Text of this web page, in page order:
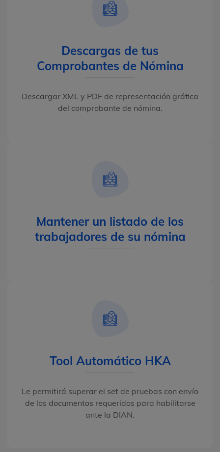
Descargas de tus
Comprobantes de Nómina
Descargar XML y PDF de representación gráfica
del comprobante de nómina.
Mantener un listado de los
trabajadores de su nómina
Tool Automático HKA
Le permitirá superar el set de pruebas con envío
de los documentos requeridos para habilitarse
ante la DIAN.